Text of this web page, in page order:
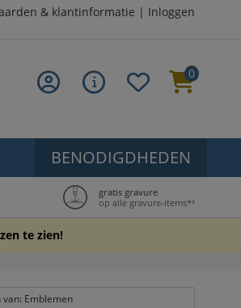
& klantinformatie | Inloggen
0
BENODIGDHEDEN
gratis gravure
op alle gravure-items*³
te zien!
Emblemen